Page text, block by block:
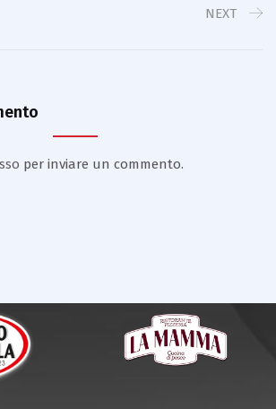
NEXT
per inviare un commento.